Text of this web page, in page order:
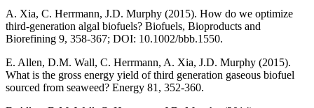
A. Xia, C. Herrmann, J.D. Murphy (2015). How do we optimize
third-generation algal biofuels? Biofuels, Bioproducts and
Biorefining 9, 358-367; DOI: 10.1002/bbb.1550.
E. Allen, D.M. Wall, C. Herrmann, A. Xia, J.D. Murphy (2015).
What is the gross energy yield of third generation gaseous biofuel
sourced from seaweed? Energy 81, 352-360.